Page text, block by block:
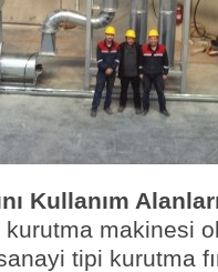
Kullanım
makinesi
tipi kurutma